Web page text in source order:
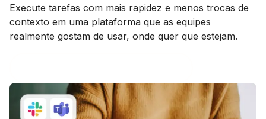
Execute tarefas com mais rapidez e menos trocas de
contexto em uma plataforma que as equipes
realmente gostam de usar, onde quer que estejam.